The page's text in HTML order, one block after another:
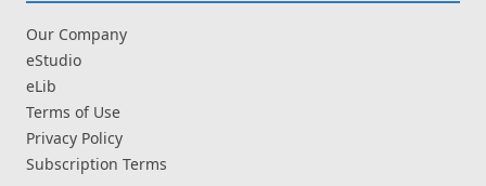
Our Company
eStudio
eLib
Terms of Use
Privacy Policy
Subscription Terms